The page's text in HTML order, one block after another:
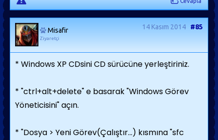
Misafir
Ziyaretçi
14 Kasım 2014 #85
* Windows XP CDsini CD sürücüne yerleştiriniz.
* "ctrl+alt+delete" e basarak "Windows Görev
Yöneticisini" açın.
* "Dosya > Yeni Görev(Çalıştır...) kısmına "sfc